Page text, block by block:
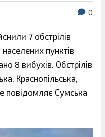
0
7 обстрілів
пунктів
8 вибухів. Обстрілів
Краснопільська,
повідомляє Сумська